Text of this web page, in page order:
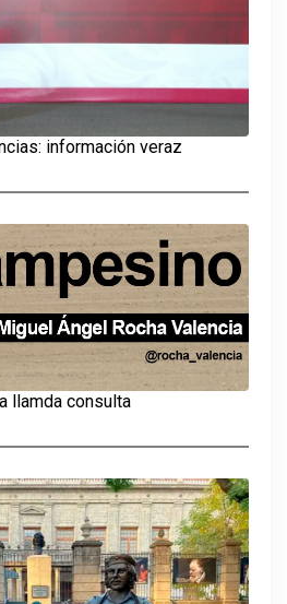
información veraz
llamda consulta